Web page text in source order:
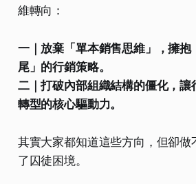
維轉向：
一｜放棄「單本銷售思維」，擁抱
尾」的行銷策略。
二｜打破內部組織結構的僵化，
轉型的核心驅動力。
其實大家都知道這些方向，但卻做
了囚徒困境。